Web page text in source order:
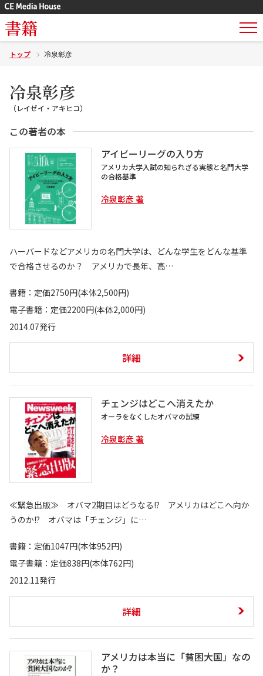
書籍
トップ 冷泉彰彦
冷泉彰彦
（レイゼイ・アキヒコ）
この著者の本
アイビーリーグの入り方
アメリカ大学入試の知られざる実態と名門大学
の合格基準
冷泉彰彦 著
ハーバードなどアメリカの名門大学は、どんな学生をどんな基準
で合格させるのか？ アメリカで長年、高…
書籍：定価2750円(本体2,500円)
電子書籍：定価2200円(本体2,000円)
2014.07発行
詳細
チェンジはどこへ消えたか
オーラをなくしたオバマの試練
冷泉彰彦 著
≪緊急出版≫ オバマ2期目はどうなる!? アメリカはどこへ向か
うのか!? オバマは「チェンジ」に…
書籍：定価1047円(本体952円)
電子書籍：定価838円(本体762円)
2012.11発行
詳細
アメリカは本当に「貧困大国」なの
か？